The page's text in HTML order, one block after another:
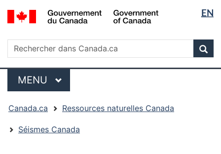
Passer
au
principal
Passer
à
sujet
du
gouvernement »
Passer
à
version
HTML
simplifiée
la
langue
EN
Rechercher
Rechercher
dans
Canada.ca
Menu
MENU PRINCIPAL
êtes
ici
Canada.ca Ressources naturelles Canada
Séismes Canada